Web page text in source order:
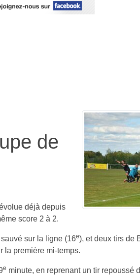
de
déjà depuis
score 2 à 2.
sur la ligne (16e), et deux tirs de
la première mi-temps.
e minute, en reprenant un tir repoussé